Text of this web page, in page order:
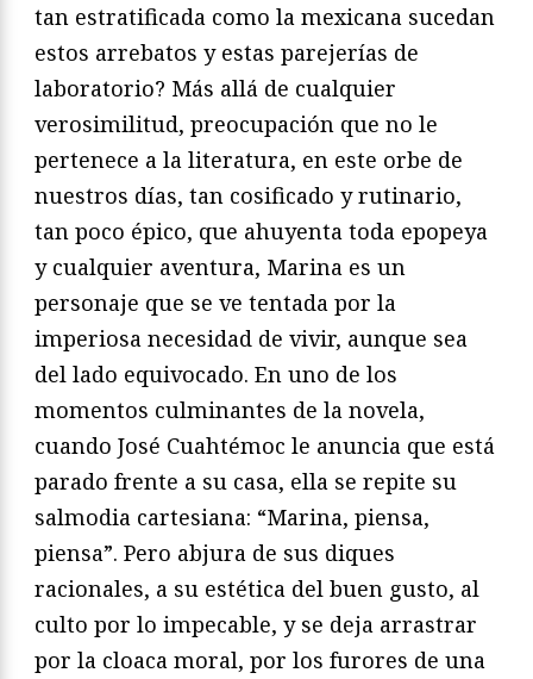
tan estratificada como la mexicana sucedan
estos arrebatos y estas parejerías de
laboratorio? Más allá de cualquier
verosimilitud, preocupación que no le
pertenece a la literatura, en este orbe de
nuestros días, tan cosificado y rutinario,
tan poco épico, que ahuyenta toda epopeya
y cualquier aventura, Marina es un
personaje que se ve tentada por la
imperiosa necesidad de vivir, aunque sea
del lado equivocado. En uno de los
momentos culminantes de la novela,
cuando José Cuahtémoc le anuncia que está
parado frente a su casa, ella se repite su
salmodia cartesiana: “Marina, piensa,
piensa”. Pero abjura de sus diques
racionales, a su estética del buen gusto, al
culto por lo impecable, y se deja arrastrar
por la cloaca moral, por los furores de una